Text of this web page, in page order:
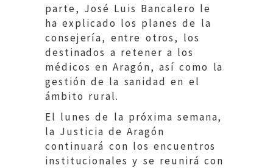
parte, José Luis Bancalero le
ha explicado los planes de la
consejería, entre otros, los
destinados a retener a los
médicos en Aragón, así como la
gestión de la sanidad en el
ámbito rural.
El lunes de la próxima semana,
la Justicia de Aragón
continuará con los encuentros
institucionales y se reunirá con